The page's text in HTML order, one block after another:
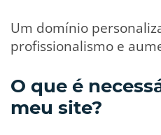
Um domínio
profissionalismo e
O que é
meu site?